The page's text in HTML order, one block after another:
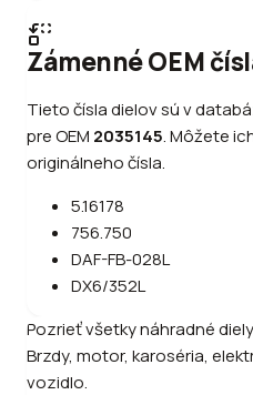
Zámenné OEM
Tieto čísla dielov sú v
pre OEM 2035145.Môžete
originálneho čísla.
5.16178
756.750
DAF-FB-028L
DX6/352L
Pozrieť všetky náhradné
Brzdy, motor, karoséria,
vozidlo.